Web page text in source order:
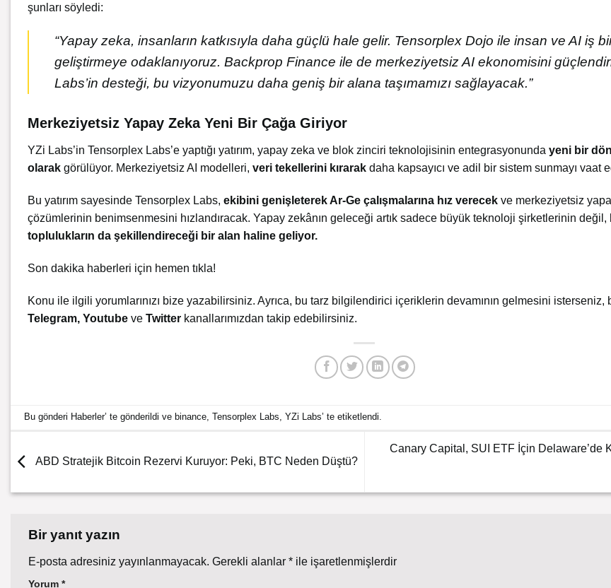
şunları söyledi:
“Yapay zeka, insanların katkısıyla daha güçlü hale gelir. Tensorplex Dojo ile insan ve AI iş
geliştirmeye odaklanıyoruz. Backprop Finance ile de merkeziyetsiz AI ekonomisini
Labs’in desteği, bu vizyonumuzu daha geniş bir alana taşımamızı sağlayacak.”
Merkeziyetsiz Yapay Zeka Yeni Bir Çağa Giriyor
YZi Labs’in Tensorplex Labs’e yaptığı yatırım, yapay zeka ve blok zinciri teknolojisinin entegrasyonunda yeni bir
olarak görülüyor. Merkeziyetsiz AI modelleri, veri tekellerini kırarak daha kapsayıcı ve adil bir sistem sunmayı vaat
Bu yatırım sayesinde Tensorplex Labs, ekibini genişleterek Ar-Ge çalışmalarına hız verecek ve merkeziyetsiz
çözümlerinin benimsenmesini hızlandıracak. Yapay zekânın geleceği artık sadece büyük teknoloji şirketlerinin değil,
toplulukların da şekillendireceği bir alan haline geliyor.
Son dakika haberleri için hemen tıkla!
Konu ile ilgili yorumlarınızı bize yazabilirsiniz. Ayrıca, bu tarz bilgilendirici içeriklerin devamının gelmesini isterseniz,
Telegram, Youtube ve Twitter kanallarımızdan takip edebilirsiniz.
Bu gönderi Haberler’ te gönderildi ve binance,Tensorplex Labs,YZi Labs’ te etiketlendi.
ABD Stratejik Bitcoin Rezervi Kuruyor: Peki, BTC Neden Düştü?
Canary Capital, SUI ETF İçin Delaware’de
Bir yanıt yazın
E-posta adresiniz yayınlanmayacak. Gerekli alanlar * ile işaretlenmişlerdir
Yorum *